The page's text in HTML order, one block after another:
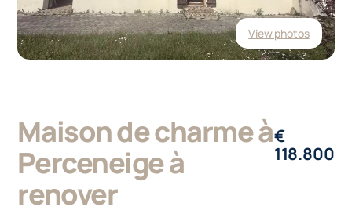
View photos
Maison de charme à
Perceneige à
renover
€
118.800